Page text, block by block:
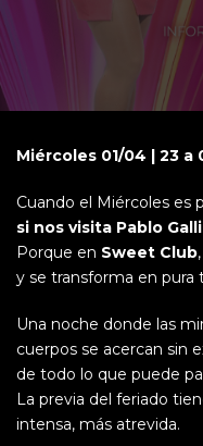
Miércoles 01/04 | 23 a
Cuando el Miércoles es
si nos visita Pablo
Porque en Sweet Club
y se transforma en pura
Una noche donde las
cuerpos se acercan sin
de todo lo que puede
La previa del feriado
intensa, más atrevida.